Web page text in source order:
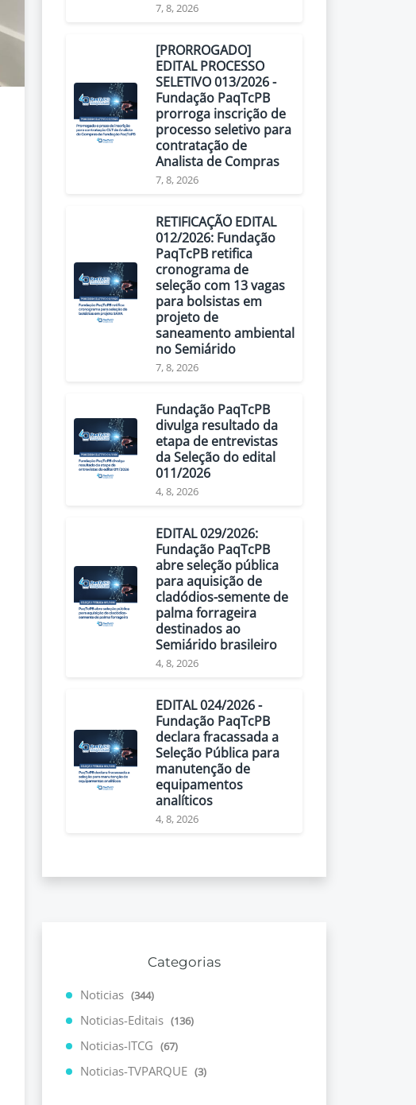
7, 8, 2026
[PRORROGADO]
EDITAL PROCESSO
SELETIVO 013/2026 -
Fundação PaqTcPB
prorroga inscrição de
processo seletivo para
contratação de
Analista de Compras
7, 8, 2026
RETIFICAÇÃO EDITAL
012/2026: Fundação
PaqTcPB retifica
cronograma de
seleção com 13 vagas
para bolsistas em
projeto de
saneamento ambiental
no Semiárido
7, 8, 2026
Fundação PaqTcPB
divulga resultado da
etapa de entrevistas
da Seleção do edital
011/2026
4, 8, 2026
EDITAL 029/2026:
Fundação PaqTcPB
abre seleção pública
para aquisição de
cladódios-semente de
palma forrageira
destinados ao
Semiárido brasileiro
4, 8, 2026
EDITAL 024/2026 -
Fundação PaqTcPB
declara fracassada a
Seleção Pública para
manutenção de
equipamentos
analíticos
4, 8, 2026
Categorias
Noticias (344)
Noticias-Editais (136)
Noticias-ITCG (67)
Noticias-TVPARQUE (3)